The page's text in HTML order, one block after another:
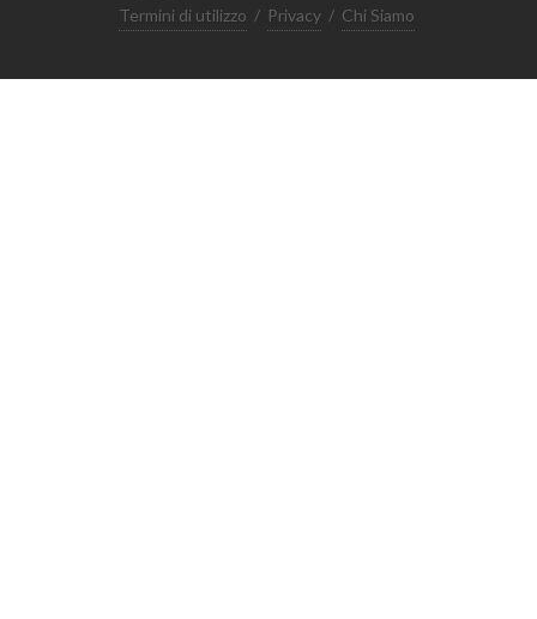
Termini di utilizzo / Privacy / Chi Siamo